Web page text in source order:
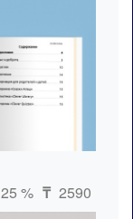
% ₸ 2590